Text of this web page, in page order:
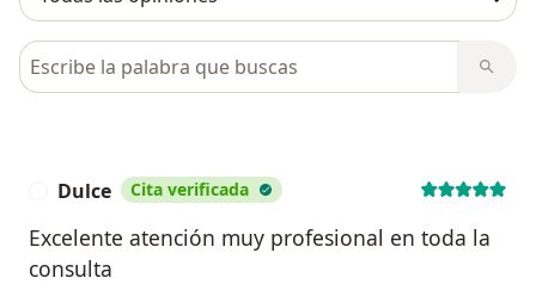
Busca en opiniones
Dulce Cita verificada
Excelente atención muy profesional en toda la
consulta